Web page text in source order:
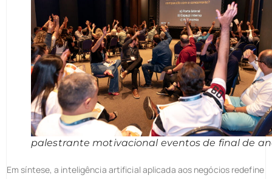
palestrante motivacional eventos de final de
Em síntese, a inteligência artificial aplicada aos negócios redefine